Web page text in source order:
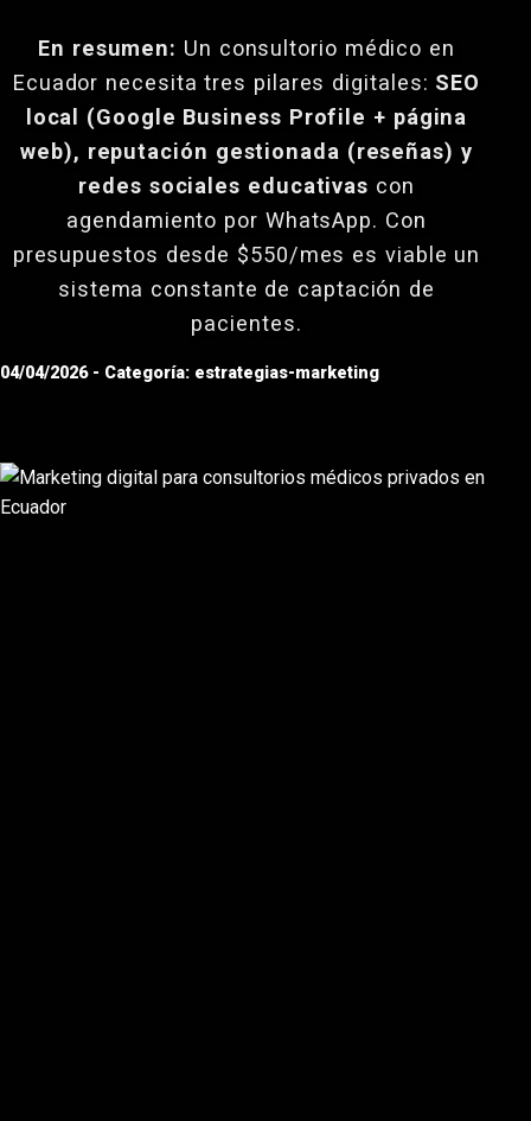
En resumen: Un consultorio médico en
Ecuador necesita tres pilares digitales: SEO
local (Google Business Profile + página
web), reputación gestionada (reseñas) y
redes sociales educativas con
agendamiento por WhatsApp. Con
presupuestos desde $550/mes es viable un
sistema constante de captación de
pacientes.
04/04/2026 - Categoría: estrategias-marketing